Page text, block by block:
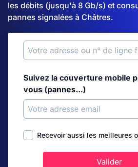
les débits (jusqu'à 8 Gb/s) et
pannes signalées à Châtres.
Suivez la couverture mobile
vous (pannes...)
Recevoir aussi les meilleures
Valider